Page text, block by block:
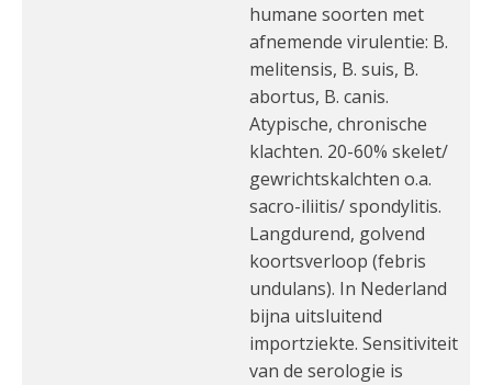
humane soorten met
afnemende virulentie: B.
melitensis, B. suis, B.
abortus, B. canis.
Atypische, chronische
klachten. 20-60% skelet/
gewrichtskalchten o.a.
sacro-iliitis/ spondylitis.
Langdurend, golvend
koortsverloop (febris
undulans). In Nederland
bijna uitsluitend
importziekte. Sensitiviteit
van de serologie is